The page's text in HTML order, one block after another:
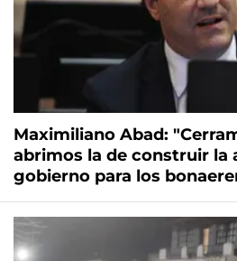
Maximiliano Abad:
abrimos la de construir la
gobierno para los